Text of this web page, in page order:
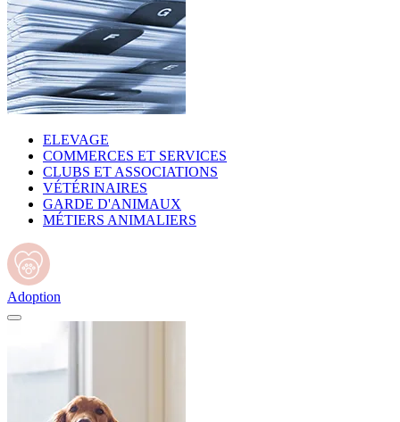
ELEVAGE
COMMERCES ET SERVICES
CLUBS ET ASSOCIATIONS
VÉTÉRINAIRES
GARDE D'ANIMAUX
MÉTIERS ANIMALIERS
Adoption